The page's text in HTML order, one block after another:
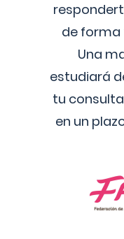
de
Una
estudiará
tu
en un